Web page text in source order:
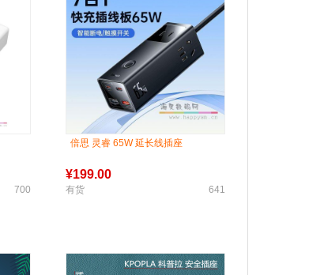
700
倍思 灵睿 65W 延长线插座
¥199.00
有货 641